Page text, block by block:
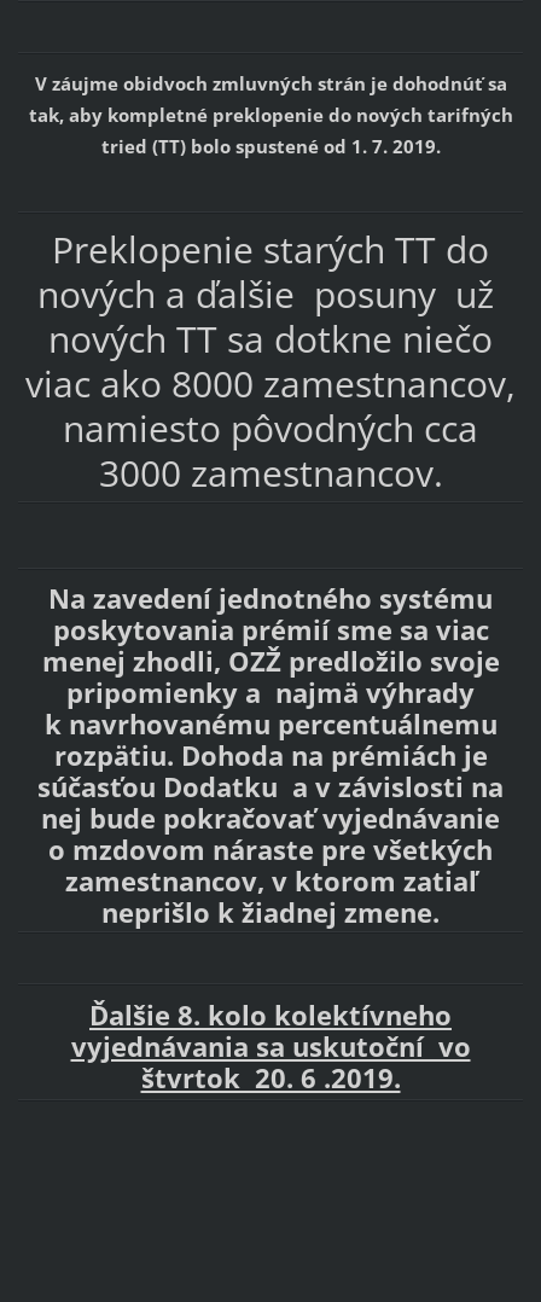
V záujme obidvoch zmluvných strán je dohodnúť sa
tak, aby kompletné preklopenie do nových tarifných
tried (TT) bolo spustené od 1. 7. 2019.
Preklopenie starých TT do
nových a ďalšie posuny už
nových TT sa dotkne niečo
viac ako 8000 zamestnancov,
namiesto pôvodných cca
3000 zamestnancov.
Na zavedení jednotného systému
poskytovania prémií sme sa viac
menej zhodli, OZŽ predložilo svoje
pripomienky a najmä výhrady
k navrhovanému percentuálnemu
rozpätiu. Dohoda na prémiách je
súčasťou Dodatku a v závislosti na
nej bude pokračovať vyjednávanie
o mzdovom náraste pre všetkých
zamestnancov, v ktorom zatiaľ
neprišlo k žiadnej zmene.
Ďalšie 8. kolo kolektívneho
vyjednávania sa uskutoční vo
štvrtok 20. 6 .2019.